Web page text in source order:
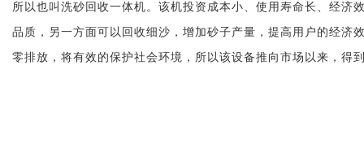
所以也叫洗砂回收一体机。该机投资成本小、使用寿命长、经
品质，另一方面可以回收细沙，增加砂子产量，提高用户的经济
零排放，将有效的保护社会环境，所以该设备推向市场以来，得